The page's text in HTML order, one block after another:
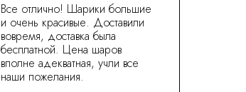
Все отлично! Шарики большие
и очень красивые. Доставили
вовремя, доставка была
бесплатной. Цена шаров
вполне адекватная, учли все
наши пожелания.